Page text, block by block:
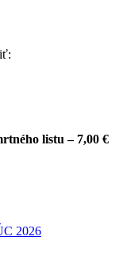
listu – 7,00 €
2026